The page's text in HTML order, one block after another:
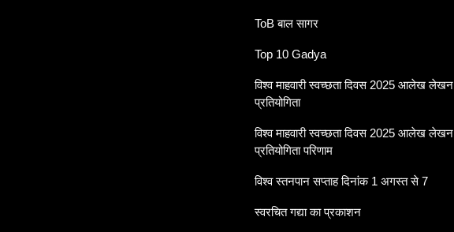
ToB बाल सागर
Top 10 Gadya
विश्व माहवारी स्वच्छता दिवस 2025 आलेख लेखन
प्रतियोगिता
विश्व माहवारी स्वच्छता दिवस 2025 आलेख लेखन
प्रतियोगिता परिणाम
विश्व स्तनपान सप्ताह दिनांक 1 अगस्त से 7
स्वरचित गद्या का प्रकाशन